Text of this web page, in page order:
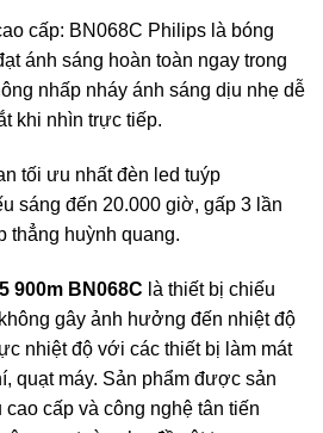
cấp: BN068C Philips là bóng
ánh sáng hoàn toàn ngay trong
nhấp nháy ánh sáng dịu nhẹ dễ
khi nhìn trực tiếp.
tối ưu nhấtđèn led tuýp
sáng đến 20.000 giờ, gấp 3 lần
thẳng huỳnh quang.
900m BN068C là thiết bị chiếu
gây ảnh hưởng đến nhiệt độ
nhiệt độ với các thiết bị làm mát
quạt máy. Sản phẩm được sản
cấp và công nghệ tân tiến